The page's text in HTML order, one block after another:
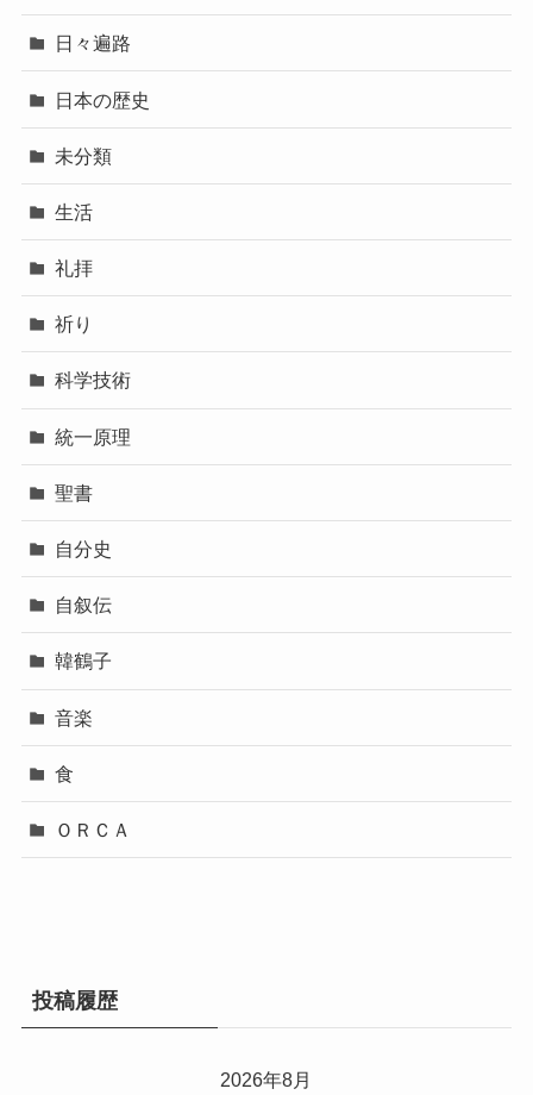
日々遍路
日本の歴史
未分類
生活
礼拝
祈り
科学技術
統一原理
聖書
自分史
自叙伝
韓鶴子
音楽
食
ＯＲＣＡ
投稿履歴
2026年8月